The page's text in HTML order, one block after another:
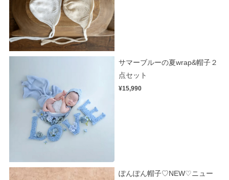
サマーブルーの夏wrap&帽子２
点セット
¥15,990
ぽんぽん帽子♡NEW♡ニュー